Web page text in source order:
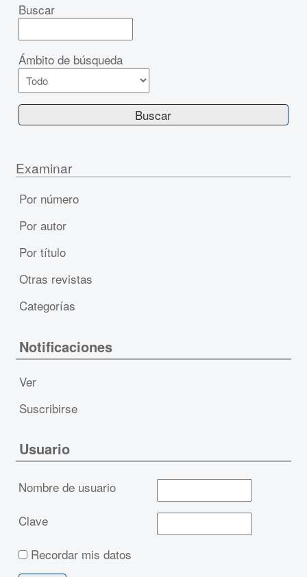
Buscar
Ámbito de búsqueda
Examinar
Por número
Por autor
Por título
Otras revistas
Categorías
Notificaciones
Ver
Suscribirse
Usuario
Nombre de usuario
Clave
Recordar mis datos